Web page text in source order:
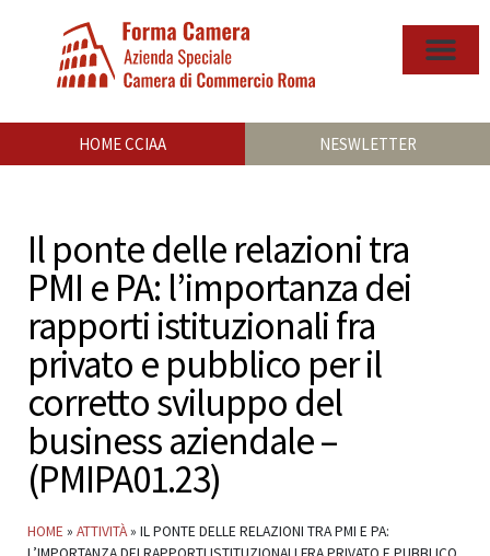
HOME CCIAA NESWLETTER
Il ponte delle relazioni tra
PMI e PA: l’importanza dei
rapporti istituzionali fra
privato e pubblico per il
corretto sviluppo del
business aziendale –
(PMIPA01.23)
HOME » ATTIVITÀ» IL PONTE DELLE RELAZIONI TRA PMI E PA: